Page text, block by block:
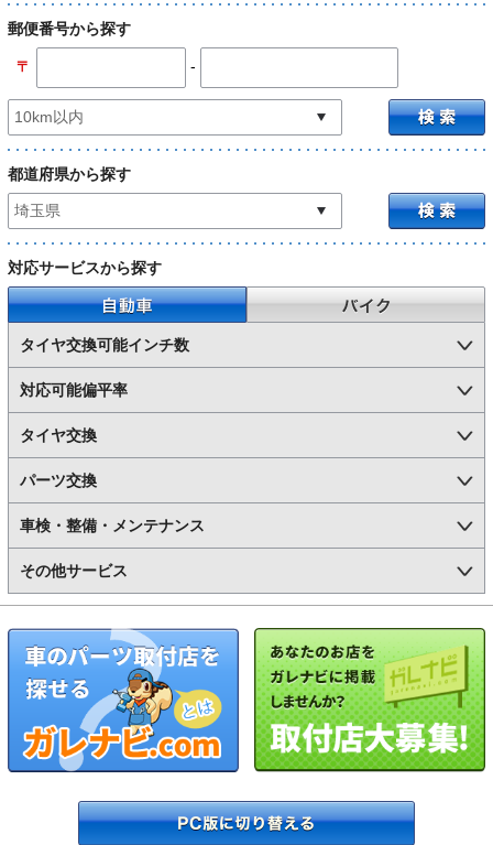
郵便番号から探す
〒 -
都道府県から探す
対応サービスから探す
自動車
タイヤ交換可能インチ数
対応可能偏平率
タイヤ交換
パーツ交換
車検・整備・メンテナンス
その他サービス